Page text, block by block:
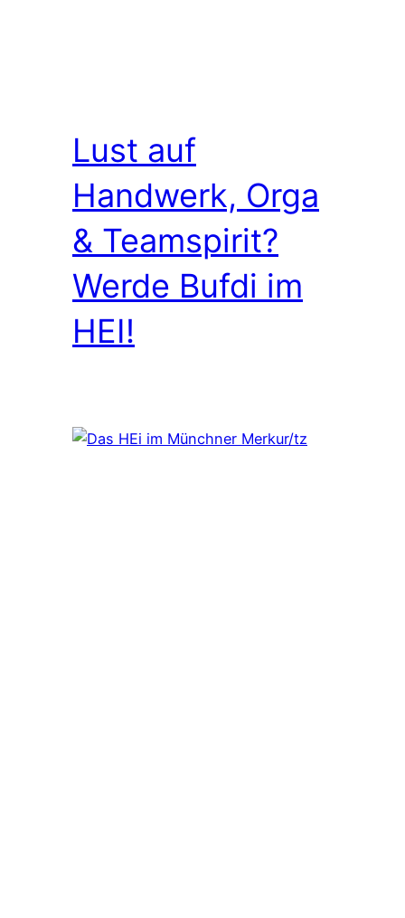
Lust auf
Handwerk, Orga
& Teamspirit?
Werde Bufdi im
HEI!